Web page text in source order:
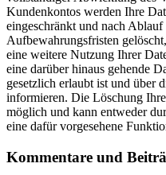
Kundenkontos werden Ihre
eingeschränkt und nach
Aufbewahrungsfristen
eine weitere Nutzung Ihrer
eine darüber hinaus gehende
gesetzlich erlaubt ist und über
informieren. Die Löschung
möglich und kann entweder
eine dafür vorgesehene
Kommentare und